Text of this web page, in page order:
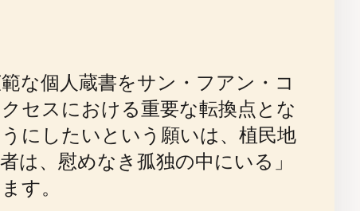
な個人蔵書をサン・フアン・コ
セスにおける重要な転換点とな
にしたいという願いは、植民地
は、慰めなき孤独の中にいる」
す。